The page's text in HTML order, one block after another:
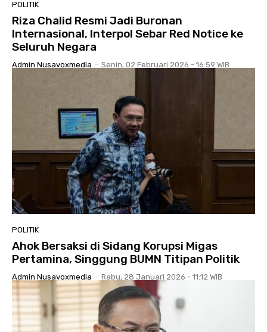
POLITIK
Riza Chalid Resmi Jadi Buronan
Internasional, Interpol Sebar Red Notice ke
Seluruh Negara
Admin Nusavoxmedia - Senin, 02 Februari 2026 - 16:59 WIB
POLITIK
Ahok Bersaksi di Sidang Korupsi Migas
Pertamina, Singgung BUMN Titipan Politik
Admin Nusavoxmedia - Rabu, 28 Januari 2026 - 11:12 WIB